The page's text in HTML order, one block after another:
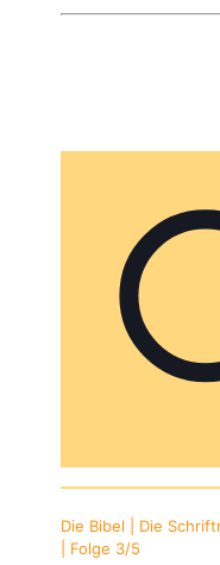
Die Bibel | Die
| Folge 3/5